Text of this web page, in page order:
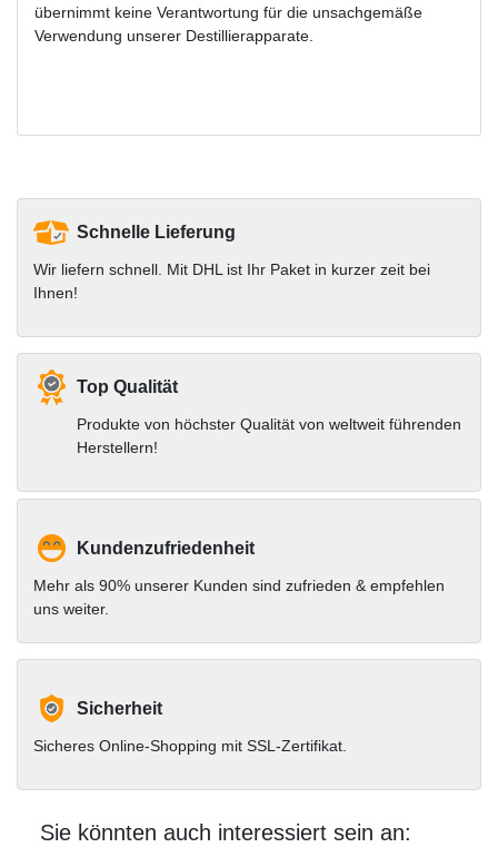
übernimmt keine Verantwortung für die unsachgemäße
Verwendung unserer Destillierapparate.
Schnelle Lieferung
Wir liefern schnell. Mit DHL ist Ihr Paket in kurzer zeit bei
Ihnen!
Top Qualität
Produkte von höchster Qualität von weltweit führenden
Herstellern!
Kundenzufriedenheit
Mehr als 90% unserer Kunden sind zufrieden & empfehlen
uns weiter.
Sicherheit
Sicheres Online-Shopping mit SSL-Zertifikat.
Sie könnten auch interessiert sein an: